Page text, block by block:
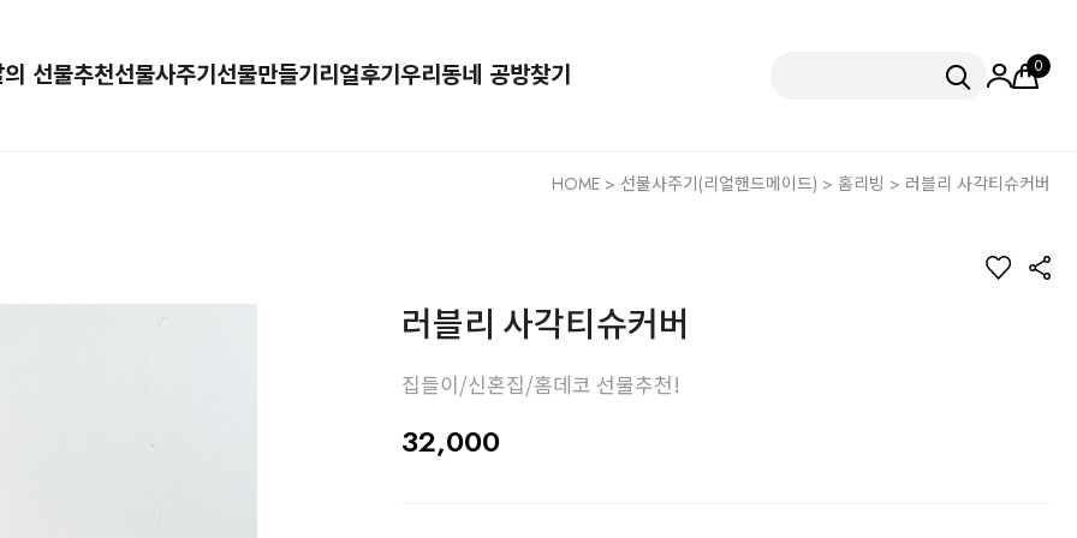
선물추천선물사주기 선물만들기 리얼후기 우리동네 공방찾기 0
HOME > 선물사주기(리얼핸드메이드) > 홈리빙 > 러블리 사각티슈커버
러블리 사각티슈커버
집들이/신혼집/홈데코 선물추천!
32,000